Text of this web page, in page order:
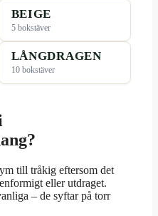
BEIGE
5 bokstäver
LÅNGDRAGEN
10 bokstäver
till tråkig eftersom det
eller utdraget.
– de syftar på torr